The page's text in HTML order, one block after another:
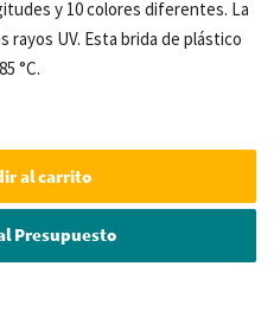
y 10 colores diferentes. La
rayos UV. Esta brida de plástico
°C.
al carrito
Presupuesto